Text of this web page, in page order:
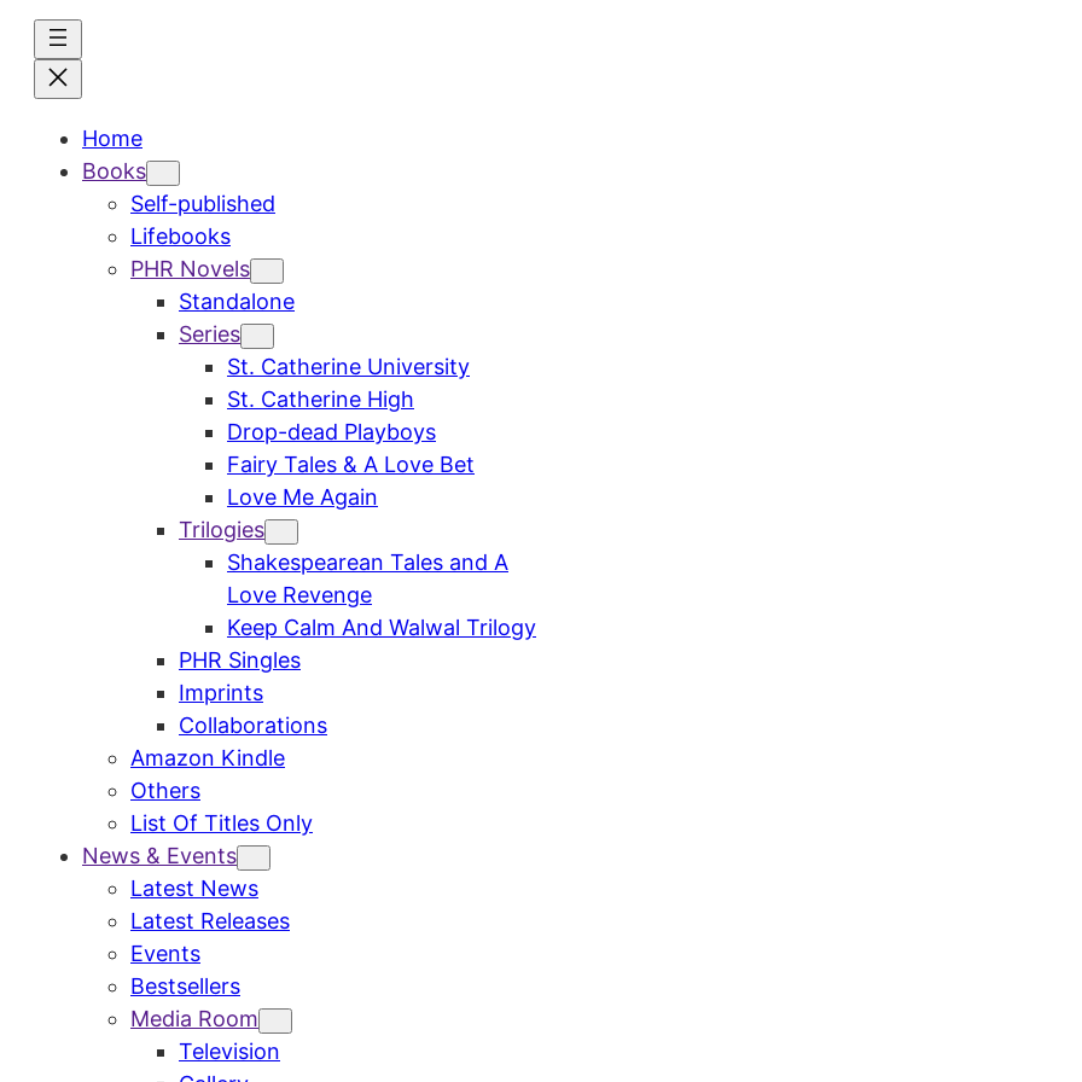
Skip
content
Home
Books
Self-published
Lifebooks
PHR Novels
Standalone
Series
St. Catherine University
St. Catherine High
Drop-dead Playboys
Fairy Tales & A Love Bet
Love Me Again
Trilogies
Shakespearean Tales and A
Love Revenge
Keep Calm And Walwal Trilogy
PHR Singles
Imprints
Collaborations
Amazon Kindle
Others
List Of Titles Only
News & Events
Latest News
Latest Releases
Events
Bestsellers
Media Room
Television